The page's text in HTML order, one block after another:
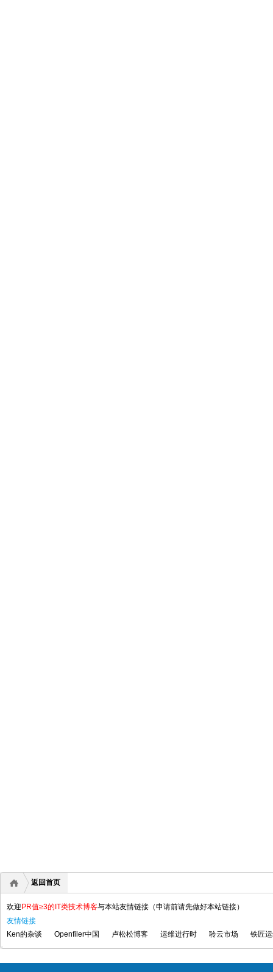
返回首页
欢迎 PR值≥3的IT类技术博客与本站友情链接（申请前请先做好本站链接）
友情链接
Ken的杂谈
Openfiler中国 卢松松博客 运维进行时 聆云市场 铁匠